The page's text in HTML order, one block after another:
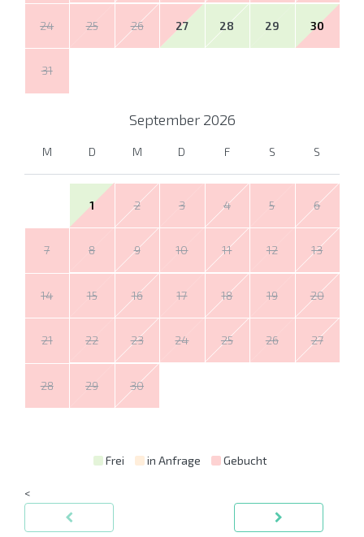
24 25 26 27 28 29 30
31
September 2026
M D M D F S S
1 2 3 4 5 6
7 8 9 10 11 12 13
14 15 16 17 18 19 20
21 22 23 24 25 26 27
28 29 30
Frei in Anfrage Gebucht
<